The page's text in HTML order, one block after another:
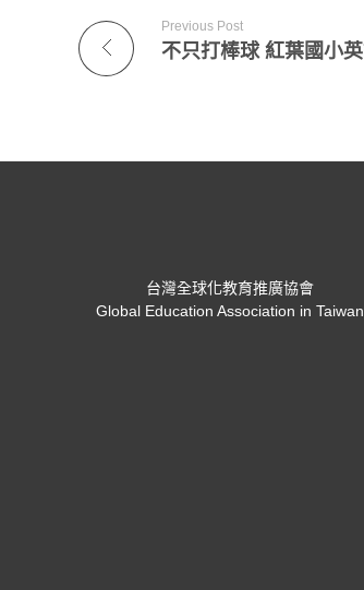
Previous Post
台灣全球化教育推廣協會
Global Education Association in Taiwan